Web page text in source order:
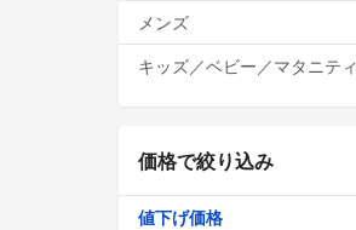
メンズ
キッズ／ベビー／マタニティ
価格で絞り込み
値下げ価格